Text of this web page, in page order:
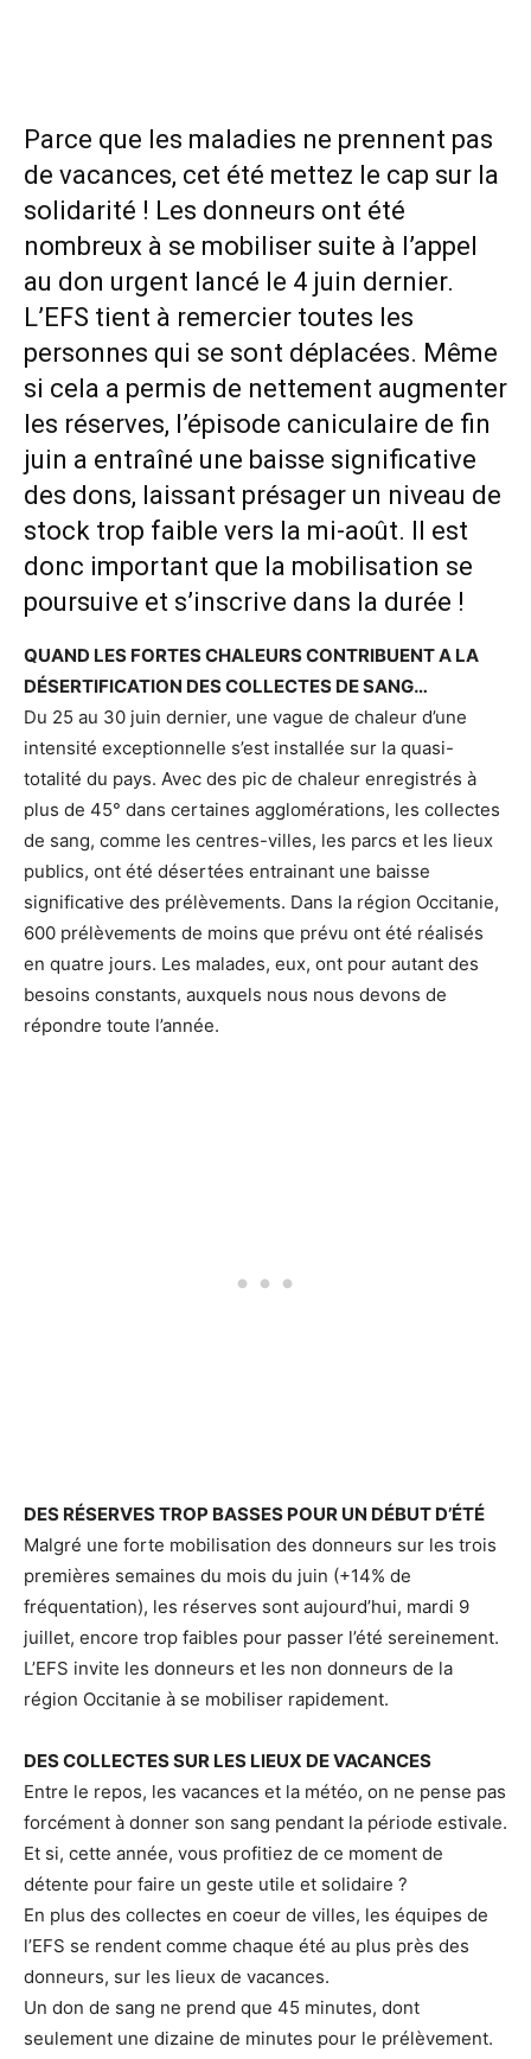
Parce que les maladies ne prennent pas
de vacances, cet été mettez le cap sur la
solidarité ! Les donneurs ont été
nombreux à se mobiliser suite à l’appel
au don urgent lancé le 4 juin dernier.
L’EFS tient à remercier toutes les
personnes qui se sont déplacées. Même
si cela a permis de nettement augmenter
les réserves, l’épisode caniculaire de fin
juin a entraîné une baisse significative
des dons, laissant présager un niveau de
stock trop faible vers la mi-août. Il est
donc important que la mobilisation se
poursuive et s’inscrive dans la durée !
QUAND LES FORTES CHALEURS CONTRIBUENT A LA
DÉSERTIFICATION DES COLLECTES DE SANG…
Du 25 au 30 juin dernier, une vague de chaleur d’une
intensité exceptionnelle s’est installée sur la quasi-
totalité du pays. Avec des pic de chaleur enregistrés à
plus de 45° dans certaines agglomérations, les collectes
de sang, comme les centres-villes, les parcs et les lieux
publics, ont été désertées entrainant une baisse
significative des prélèvements. Dans la région Occitanie,
600 prélèvements de moins que prévu ont été réalisés
en quatre jours. Les malades, eux, ont pour autant des
besoins constants, auxquels nous nous devons de
répondre toute l’année.
DES RÉSERVES TROP BASSES POUR UN DÉBUT D’ÉTÉ
Malgré une forte mobilisation des donneurs sur les trois
premières semaines du mois du juin (+14% de
fréquentation), les réserves sont aujourd’hui, mardi 9
juillet, encore trop faibles pour passer l’été sereinement.
L’EFS invite les donneurs et les non donneurs de la
région Occitanie à se mobiliser rapidement.
DES COLLECTES SUR LES LIEUX DE VACANCES
Entre le repos, les vacances et la météo, on ne pense pas
forcément à donner son sang pendant la période estivale.
Et si, cette année, vous profitiez de ce moment de
détente pour faire un geste utile et solidaire ?
En plus des collectes en coeur de villes, les équipes de
l’EFS se rendent comme chaque été au plus près des
donneurs, sur les lieux de vacances.
Un don de sang ne prend que 45 minutes, dont
seulement une dizaine de minutes pour le prélèvement.